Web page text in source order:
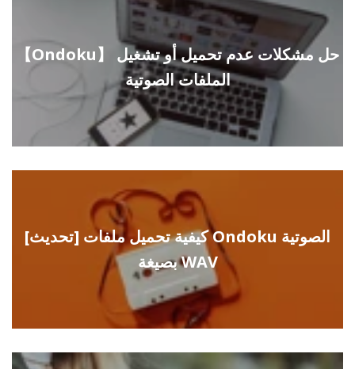
【Ondoku】 حل مشكلات عدم تحميل أو تشغيل
الملفات الصوتية
[تحديث] كيفية تحميل ملفات Ondoku الصوتية
بصيغة WAV